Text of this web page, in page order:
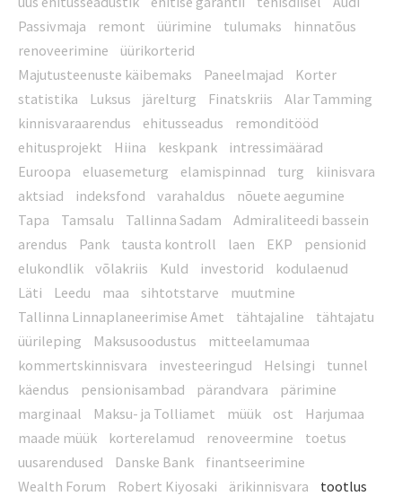
Passivmaja
remont üürimine tulumaks
hinnatõus
renoveerimine
üürikorterid
Majutusteenuste käibemaks
Paneelmajad
Korter
statistika
Luksus järelturg Finatskriis
Alar Tamming
kinnisvaraarendus
ehitusseadus
remonditööd
ehitusprojekt
Hiina keskpank
intressimäärad
Euroopa
eluasemeturg elamispinnad turg
kiinisvara
aktsiad
indeksfond varahaldus
nõuete aegumine
Tapa
Tamsalu Tallinna Sadam
Admiraliteedi bassein
arendus
Pank tausta kontroll laen EKP
pensionid
elukondlik
võlakriis Kuld investorid
kodulaenud
Läti
Leedu maa sihtotstarve
muutmine
Tallinna Linnaplaneerimise Amet
tähtajaline
tähtajatu
üürileping
Maksusoodustus
mitteelamumaa
kommertskinnisvara
investeeringud Helsingi
tunnel
käendus
pensionisambad pärandvara
pärimine
marginaal
Maksu- ja Tolliamet müük ost
Harjumaa
maade müük
korterelamud renoveermine
toetus
uusarendused
Danske Bank
finantseerimine
Wealth Forum
Robert Kiyosaki ärikinnisvara
tootlus